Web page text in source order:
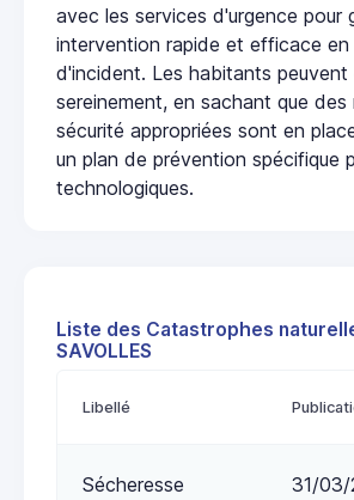
avec les services d'urgence pour
intervention rapide et efficace en
d'incident. Les habitants
sereinement, en sachant que des
sécurité appropriées sont en
un plan de prévention spécifique
technologiques.
Liste des Catastrophes
SAVOLLES
Libellé
Sécheresse 31/03/